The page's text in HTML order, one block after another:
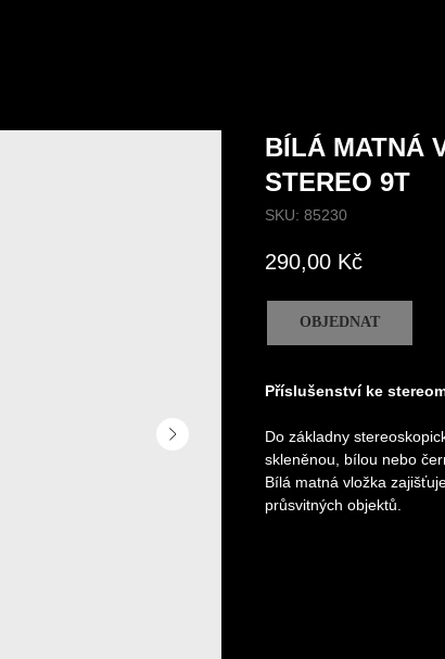
BÍLÁ MATNÁ
STEREO 9T
SKU: 85230
290,00 Kč
OBJEDNAT
Příslušenství ke
Do základny
skleněnou, bílou nebo
Bílá matná vložka
průsvitných objektů.